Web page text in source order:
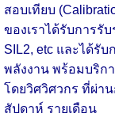
สอบเทียบ
ของเราได้รับการรั
SIL2, etc และได้รั
พลังงาน พร้อมบริก
โดยวิศวิศวกร ที่ผ่า
สัปดาห์ รายเดือน